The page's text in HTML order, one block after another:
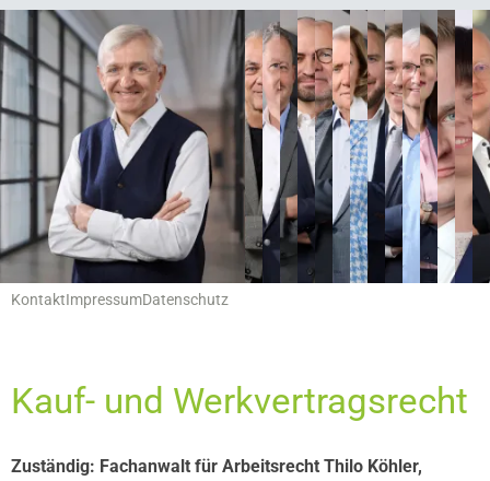
Servicemenu
KontaktImpressumDatenschutz
Hauptnavigation
Kooperationen
Leistungen
Kauf- und Werkvertragsrecht
Zuständig: Fachanwalt für Arbeitsrecht Thilo Köhler,